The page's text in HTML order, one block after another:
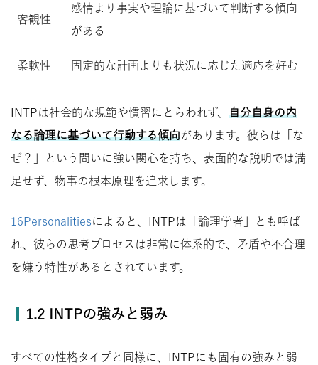
客観性
感情より事実や理論に基づいて判断する傾向
がある
柔軟性 固定的な計画よりも状況に応じた適応を好む
INTPは社会的な規範や慣習にとらわれず、 自分自身の内
なる論理に基づいて行動する傾向があります。彼らは「な
ぜ？」という問いに強い関心を持ち、表面的な説明では満
足せず、物事の根本原理を追求します。
16Personalitiesによると、INTPは「論理学者」とも呼ば
れ、彼らの思考プロセスは非常に体系的で、矛盾や不合理
を嫌う特性があるとされています。
1.2 INTPの強みと弱み
すべての性格タイプと同様に、INTPにも固有の強みと弱